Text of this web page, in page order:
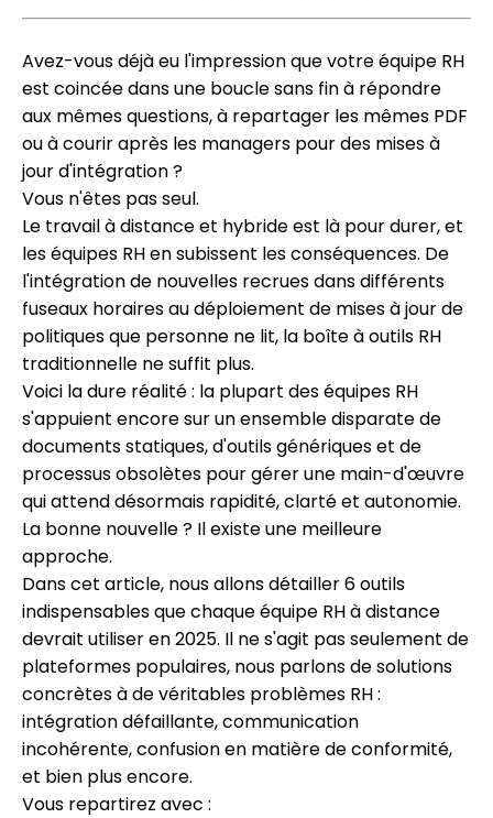
Avez-vous déjà eu l'impression que votre équipe RH
est coincée dans une boucle sans fin à répondre
aux mêmes questions, à repartager les mêmes PDF
ou à courir après les managers pour des mises à
jour d'intégration ?
Vous n'êtes pas seul.
Le travail à distance et hybride est là pour durer, et
les équipes RH en subissent les conséquences. De
l'intégration de nouvelles recrues dans différents
fuseaux horaires au déploiement de mises à jour de
politiques que personne ne lit, la boîte à outils RH
traditionnelle ne suffit plus.
Voici la dure réalité : la plupart des équipes RH
s'appuient encore sur un ensemble disparate de
documents statiques, d'outils génériques et de
processus obsolètes pour gérer une main-d'œuvre
qui attend désormais rapidité, clarté et autonomie.
La bonne nouvelle ? Il existe une meilleure
approche.
Dans cet article, nous allons détailler 6 outils
indispensables que chaque équipe RH à distance
devrait utiliser en 2025. Il ne s'agit pas seulement de
plateformes populaires, nous parlons de solutions
concrètes à de véritables problèmes RH :
intégration défaillante, communication
incohérente, confusion en matière de conformité,
et bien plus encore.
Vous repartirez avec :